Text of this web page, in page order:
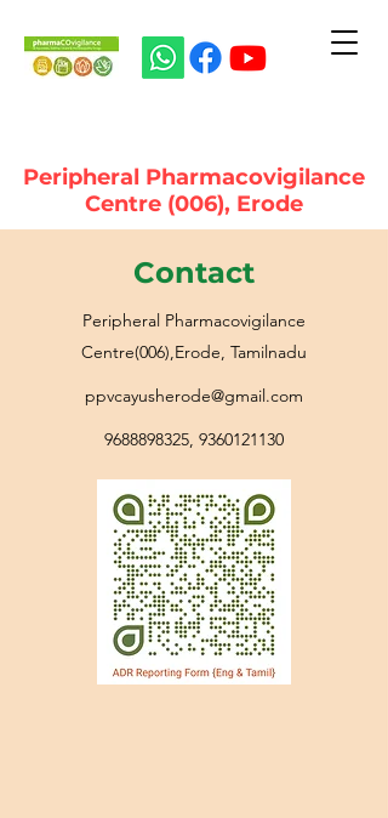
Peripheral Pharmacovigilance
Centre (006), Erode
Contact
Peripheral Pharmacovigilance
Centre(006),Erode, Tamilnadu
ppvcayusherode@gmail.com
9688898325, 9360121130